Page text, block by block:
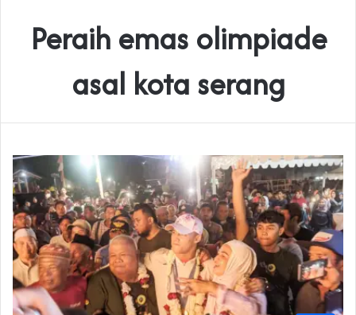
Peraih emas olimpiade
asal kota serang